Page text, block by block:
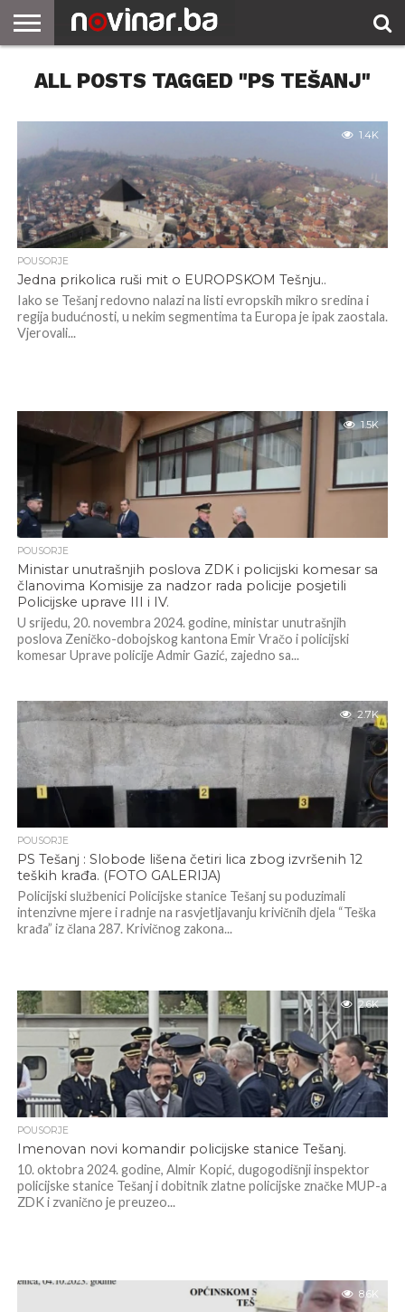
ALL POSTS TAGGED "PS TEŠANJ"
1.4K
POUSORJE
Jedna prikolica ruši mit o EUROPSKOM Tešnju..
Iako se Tešanj redovno nalazi na listi evropskih mikro sredina i
regija budućnosti, u nekim segmentima ta Europa je ipak zaostala.
Vjerovali...
1.5K
POUSORJE
Ministar unutrašnjih poslova ZDK i policijski komesar sa
članovima Komisije za nadzor rada policije posjetili
Policijske uprave III i IV.
U srijedu, 20. novembra 2024. godine, ministar unutrašnjih
poslova Zeničko-dobojskog kantona Emir Vračo i policijski
komesar Uprave policije Admir Gazić, zajedno sa...
2.7K
POUSORJE
PS Tešanj : Slobode lišena četiri lica zbog izvršenih 12
teških krađa. (FOTO GALERIJA)
Policijski službenici Policijske stanice Tešanj su poduzimali
intenzivne mjere i radnje na rasvjetljavanju krivičnih djela “Teška
krađa” iz člana 287. Krivičnog zakona...
2.6K
POUSORJE
Imenovan novi komandir policijske stanice Tešanj.
10. oktobra 2024. godine, Almir Kopić, dugogodišnji inspektor
policijske stanice Tešanj i dobitnik zlatne policijske značke MUP-a
ZDK i zvanično je preuzeo...
8.6K